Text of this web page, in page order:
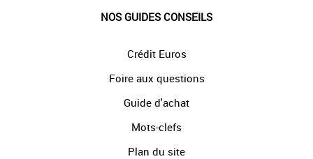
NOS GUIDES CONSEILS
Crédit Euros
Foire aux questions
Guide d'achat
Mots-clefs
Plan du site